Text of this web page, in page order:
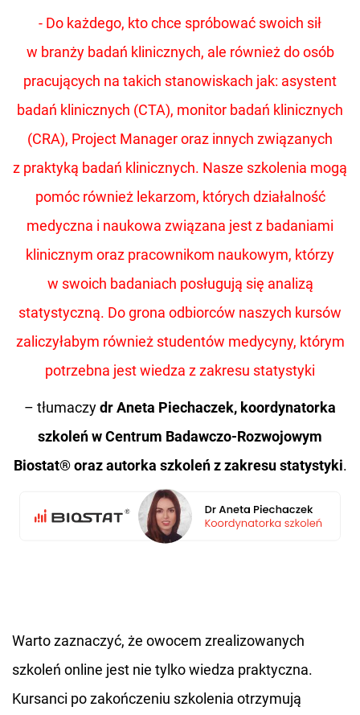
- Do każdego, kto chce spróbować swoich sił
w branży badań klinicznych, ale również do osób
pracujących na takich stanowiskach jak: asystent
badań klinicznych (CTA), monitor badań klinicznych
(CRA), Project Manager oraz innych związanych
z praktyką badań klinicznych. Nasze szkolenia mogą
pomóc również lekarzom, których działalność
medyczna i naukowa związana jest z badaniami
klinicznym oraz pracownikom naukowym, którzy
w swoich badaniach posługują się analizą
statystyczną. Do grona odbiorców naszych kursów
zaliczyłabym również studentów medycyny, którym
potrzebna jest wiedza z zakresu statystyki
– tłumaczydr Aneta Piechaczek, koordynatorka
szkoleń w Centrum Badawczo-Rozwojowym
Biostat® oraz autorka szkoleń z zakresu statystyki.
Warto zaznaczyć, że owocem zrealizowanych
szkoleń online jest nie tylko wiedza praktyczna.
Kursanci po zakończeniu szkolenia otrzymują